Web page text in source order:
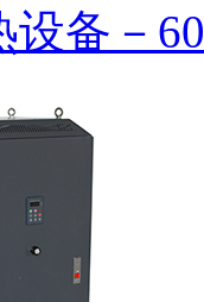
设备－